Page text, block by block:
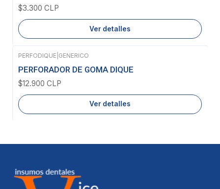
$3.300 CLP
Ver detalles
Agotado
PERFODIQUE GENERICO
PERFORADOR DE GOMA DIQUE
$12.900 CLP
Ver detalles